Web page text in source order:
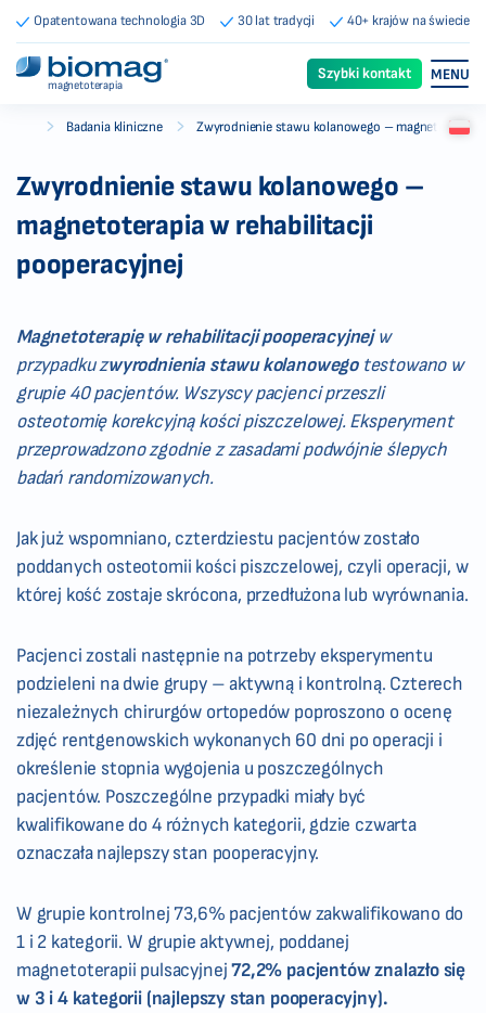
Opatentowana technologia 3D 30 lat tradycji 40+ krajów na świecie
magnetoterapia
Szybki kontakt MENU
Biomag Badania kliniczne Zwyrodnienie stawu kolanowego –
Zwyrodnienie stawu kolanowego –
magnetoterapia w rehabilitacji
pooperacyjnej
Magnetoterapię w rehabilitacji pooperacyjnejw
przypadku zwyrodnienia stawu kolanowego testowano w
grupie 40 pacjentów. Wszyscy pacjenci przeszli
osteotomię korekcyjną kości piszczelowej. Eksperyment
przeprowadzono zgodnie z zasadami podwójnie ślepych
badań randomizowanych.
Jak już wspomniano, czterdziestu pacjentów zostało
poddanych osteotomii kości piszczelowej, czyli operacji, w
której kość zostaje skrócona, przedłużona lub wyrównania.
Pacjenci zostali następnie na potrzeby eksperymentu
podzieleni na dwie grupy – aktywną i kontrolną. Czterech
niezależnych chirurgów ortopedów poproszono o ocenę
zdjęć rentgenowskich wykonanych 60 dni po operacji i
określenie stopnia wygojenia u poszczególnych
pacjentów. Poszczególne przypadki miały być
kwalifikowane do 4 różnych kategorii, gdzie czwarta
oznaczała najlepszy stan pooperacyjny.
W grupie kontrolnej 73,6% pacjentów zakwalifikowano do
1 i 2 kategorii. W grupie aktywnej, poddanej
magnetoterapii pulsacyjnej72,2% pacjentów znalazło się
w 3 i 4 kategorii (najlepszy stan pooperacyjny).